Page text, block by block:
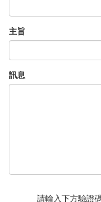
主旨
訊息
請輸入下方驗證